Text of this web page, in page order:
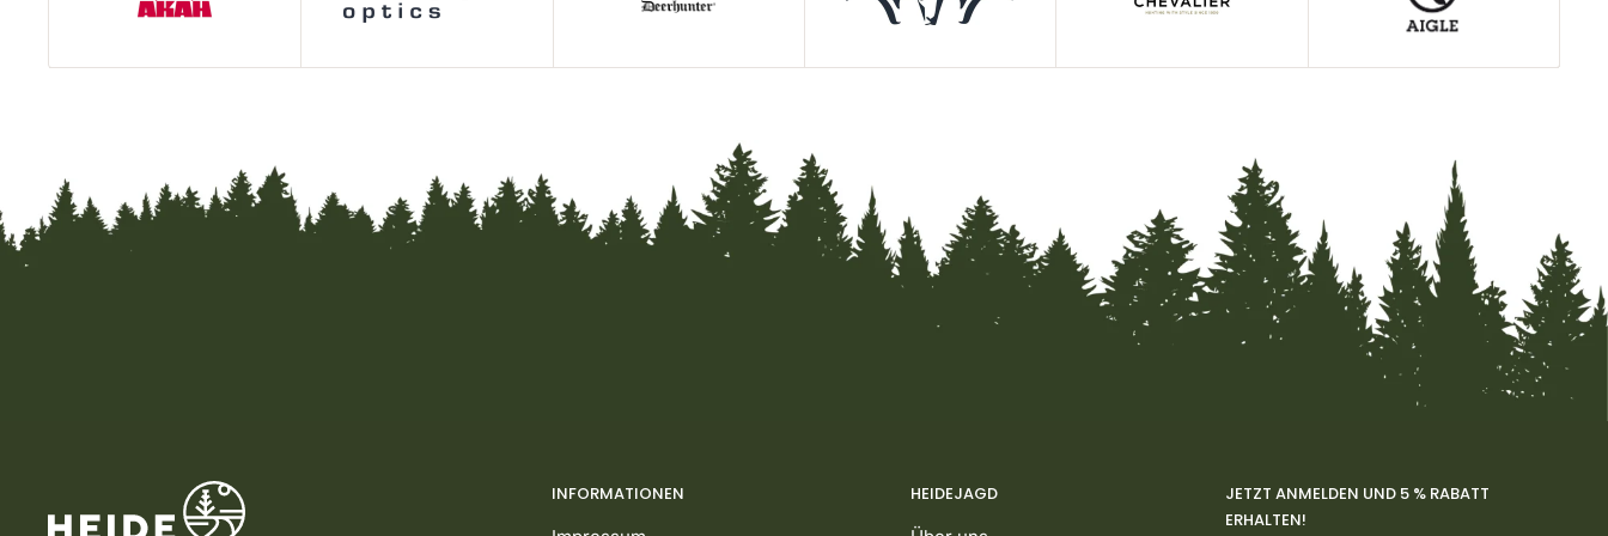
INFORMATIONEN
HEIDEJAGD
JETZT ANMELDEN UND 5 % RABATT
ERHALTEN!